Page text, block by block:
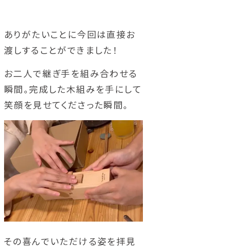
ありがたいことに今回は直接お
渡しすることができました！
お二人で継ぎ手を組み合わせる
瞬間。完成した木組みを手にして
笑顔を見せてくださった瞬間。
その喜んでいただける姿を拝見